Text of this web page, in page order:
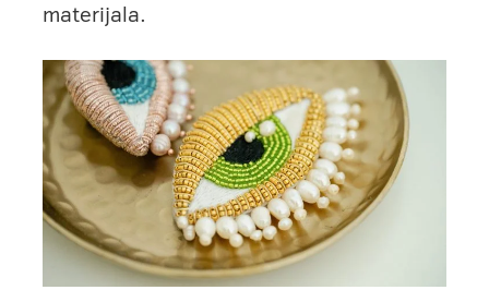
materijala.